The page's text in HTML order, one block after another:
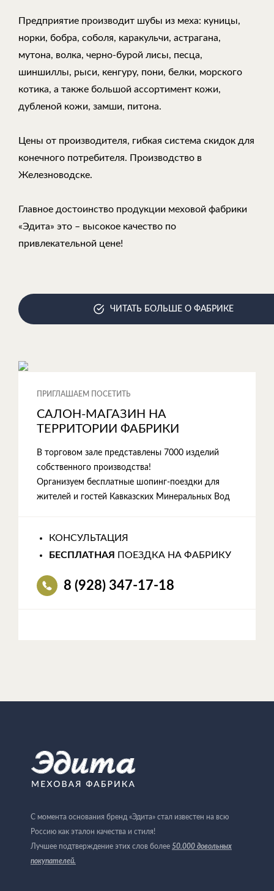
Предприятие производит шубы из меха: куницы,
норки, бобра, соболя, каракульчи, астрагана,
мутона, волка, черно-бурой лисы, песца,
шиншиллы, рыси, кенгуру, пони, белки, морского
котика, а также большой ассортимент кожи,
дубленой кожи, замши, питона.
Цены от производителя, гибкая система скидок для
конечного потребителя. Производство в
Железноводске.
Главное достоинство продукции меховой фабрики
«Эдита» это – высокое качество по
привлекательной цене!
ЧИТАТЬ БОЛЬШЕ О ФАБРИКЕ
ПРИГЛАШАЕМ ПОСЕТИТЬ
САЛОН-МАГАЗИН НА
ТЕРРИТОРИИ ФАБРИКИ
В торговом зале представлены 7000 изделий
собственного производства!
Организуем бесплатные шопинг-поездки для
жителей и гостей Кавказских Минеральных Вод
КОНСУЛЬТАЦИЯ
БЕСПЛАТНАЯ
ПОЕЗДКА НА ФАБРИКУ
8 (928) 347-17-18
С момента основания бренд «Эдита» стал известен на всю
Россию как эталон качества и стиля!
Лучшее подтверждение этих слов более 50.000 довольных
покупателей.